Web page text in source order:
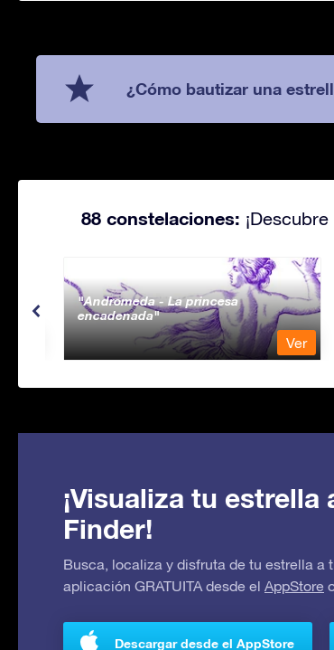
¿Cómo bautizar una
88 constelaciones:
Andromeda - La princesa
encadenada
Ver
¡Visualiza tu
Finder!
Busca, localiza y disfruta de tu estrella a
aplicación GRATUITA desde el AppStore
Descargar desde el AppStore